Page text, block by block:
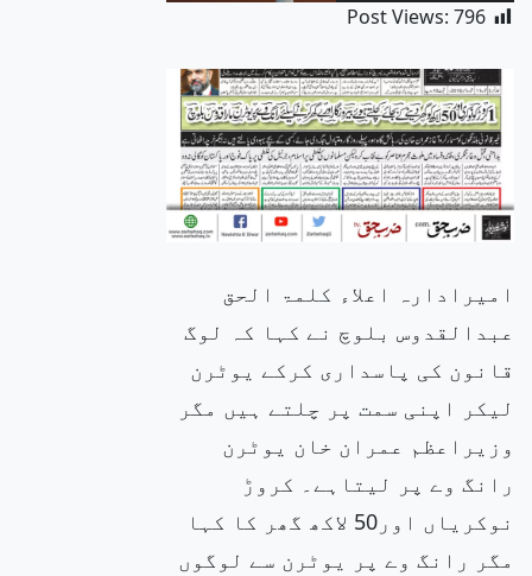
Post Views: 796
امیرادارہ اعلاء کلمۃ الحق
عبدالقدوس بلوچ نے کہا کہ لوگ
قانون کی پاسداری کرکے یوٹرن
لیکر اپنی سمت پر چلتے ہیں مگر
وزیراعظم عمران خان یوٹرن
رانگ وے پر لیتاہے۔ کروڑ
نوکریاں اور50 لاکھ گھر کا کہا
مگر رانگ وے پر یوٹرن سے لوگوں